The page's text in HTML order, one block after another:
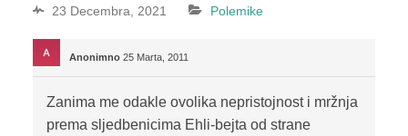
23 Decembra, 2021 Polemike
Anonimno 25 Marta, 2011
Zanima me odakle ovolika nepristojnost i mržnja
prema sljedbenicima Ehli-bejta od strane